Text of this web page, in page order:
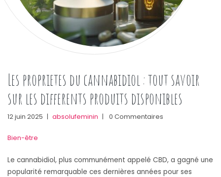
Les proprietes du cannabidiol : tout savoir
sur les differents produits disponibles
12 juin 2025 | absolufeminin | 0 Commentaires
Bien-être
Le cannabidiol, plus communément appelé CBD, a gagné une
popularité remarquable ces dernières années pour ses